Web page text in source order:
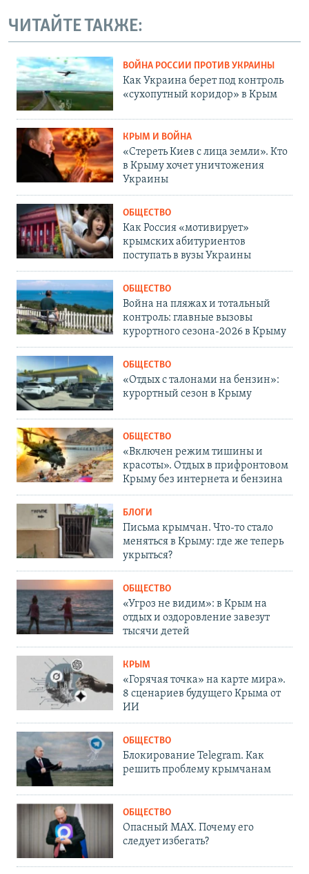
ЧИТАЙТЕ ТАКЖЕ:
ВОЙНА РОССИИ ПРОТИВ УКРАИНЫ
Как Украина берет под контроль
«сухопутный коридор» в Крым
КРЫМ И ВОЙНА
«Стереть Киев с лица земли». Кто
в Крыму хочет уничтожения
Украины
ОБЩЕСТВО
Как Россия «мотивирует»
крымских абитуриентов
поступать в вузы Украины
ОБЩЕСТВО
Война на пляжах и тотальный
контроль: главные вызовы
курортного сезона-2026 в Крыму
ОБЩЕСТВО
«Отдых с талонами на бензин»:
курортный сезон в Крыму
ОБЩЕСТВО
«Включен режим тишины и
красоты». Отдых в прифронтовом
Крыму без интернета и бензина
БЛОГИ
Письма крымчан. Что-то стало
меняться в Крыму: где же теперь
укрыться?
ОБЩЕСТВО
«Угроз не видим»: в Крым на
отдых и оздоровление завезут
тысячи детей
КРЫМ
«Горячая точка» на карте мира».
8 сценариев будущего Крыма от
ИИ
ОБЩЕСТВО
Блокирование Telegram. Как
решить проблему крымчанам
ОБЩЕСТВО
Опасный MAX. Почему его
следует избегать?